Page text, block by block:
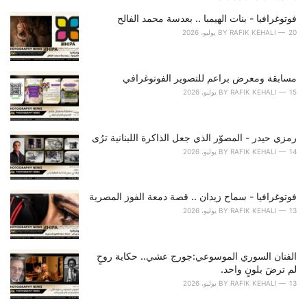
o
r
:
فوتوغرافيا - بنات الهيمبا .. بعدسة محمد الفالح
BY RAFIK KEHALI 20 يوليو، 2026
مسابقة ومعرض براعم للتصوير الفوتوغرافي
BY RAFIK KEHALI 15 يوليو، 2026
رمزي حيدر - المصوّر الذي جعل الذاكرة اللبنانية ترُى
BY RAFIK KEHALI 14 يوليو، 2026
فوتوغرافيا - سماح زيدان .. قصة دمعة الفوز المصرية
BY RAFIK KEHALI 13 يوليو، 2026
الفنان السوري الموسوعي:جورج عشي.. حكاية روحٍ
لم ترضَ بلونٍ واحد.
BY RAFIK KEHALI 13 يوليو، 2026